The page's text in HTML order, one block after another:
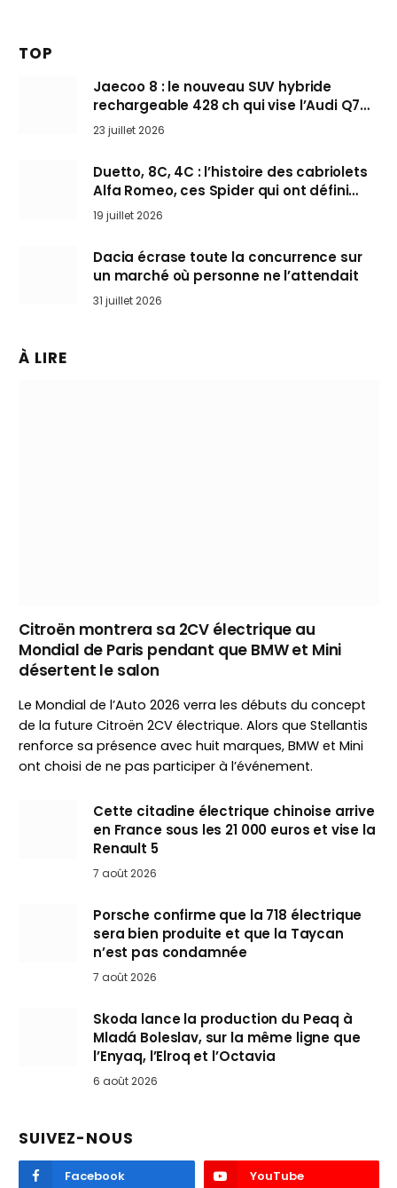
TOP
Jaecoo 8 : le nouveau SUV hybride
rechargeable 428 ch qui vise l’Audi Q7
arrive en Europe cet automne
23 juillet 2026
Duetto, 8C, 4C : l’histoire des cabriolets
Alfa Romeo, ces Spider qui ont défini
l’art de rouler cheveux au vent
19 juillet 2026
Dacia écrase toute la concurrence sur
un marché où personne ne l’attendait
31 juillet 2026
À LIRE
Citroën montrera sa 2CV électrique au
Mondial de Paris pendant que BMW et Mini
désertent le salon
Le Mondial de l’Auto 2026 verra les débuts du concept
de la future Citroën 2CV électrique. Alors que Stellantis
renforce sa présence avec huit marques, BMW et Mini
ont choisi de ne pas participer à l’événement.
Cette citadine électrique chinoise arrive
en France sous les 21 000 euros et vise la
Renault 5
7 août 2026
Porsche confirme que la 718 électrique
sera bien produite et que la Taycan
n’est pas condamnée
7 août 2026
Skoda lance la production du Peaq à
Mladá Boleslav, sur la même ligne que
l’Enyaq, l’Elroq et l’Octavia
6 août 2026
SUIVEZ-NOUS
Facebook YouTube